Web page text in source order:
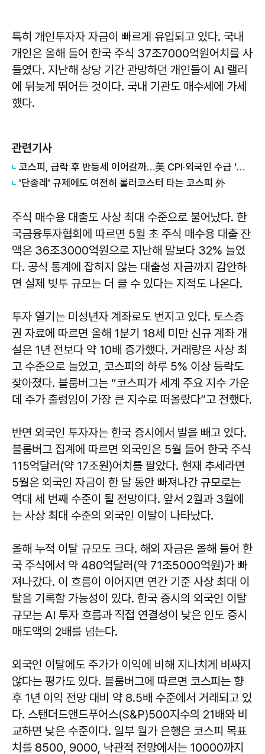
특히 개인투자자 자금이 빠르게 유입되고 있다. 국내
개인은 올해 들어 한국 주식 37조7000억원어치를 사
들였다. 지난해 상당 기간 관망하던 개인들이 AI 랠리
에 뒤늦게 뛰어든 것이다. 국내 기관도 매수세에 가세
했다.
관련기사
코스피, 급락 후 반등세 이어갈까…美 CPI·외국인 수급 '촉각'
'단종레' 규제에도 여전히 롤러코스터 타는 코스피 外
주식 매수용 대출도 사상 최대 수준으로 불어났다. 한
국금융투자협회에 따르면 5월 초 주식 매수용 대출 잔
액은 36조3000억원으로 지난해 말보다 32% 늘었
다. 공식 통계에 잡히지 않는 대출성 자금까지 감안하
면 실제 빚투 규모는 더 클 수 있다는 지적도 나온다.
투자 열기는 미성년자 계좌로도 번지고 있다. 토스증
권 자료에 따르면 올해 1분기 18세 미만 신규 계좌 개
설은 1년 전보다 약 10배 증가했다. 거래량은 사상 최
고 수준으로 늘었고, 코스피의 하루 5% 이상 등락도
잦아졌다. 블룸버그는 “코스피가 세계 주요 지수 가운
데 주가 출렁임이 가장 큰 지수로 떠올랐다”고 전했다.
반면 외국인 투자자는 한국 증시에서 발을 빼고 있다.
블룸버그 집계에 따르면 외국인은 5월 들어 한국 주식
115억달러(약 17조원)어치를 팔았다. 현재 추세라면
5월은 외국인 자금이 한 달 동안 빠져나간 규모로는
역대 세 번째 수준이 될 전망이다. 앞서 2월과 3월에
는 사상 최대 수준의 외국인 이탈이 나타났다.
올해 누적 이탈 규모도 크다. 해외 자금은 올해 들어 한
국 주식에서 약 480억달러(약 71조5000억원)가 빠
져나갔다. 이 흐름이 이어지면 연간 기준 사상 최대 이
탈을 기록할 가능성이 있다. 한국 증시의 외국인 이탈
규모는 AI 투자 흐름과 직접 연결성이 낮은 인도 증시
매도액의 2배를 넘는다.
외국인 이탈에도 주가가 이익에 비해 지나치게 비싸지
않다는 평가도 있다. 블룸버그에 따르면 코스피는 향
후 1년 이익 전망 대비 약 8.5배 수준에서 거래되고 있
다. 스탠더드앤드푸어스(S&P)500지수의 21배와 비
교하면 낮은 수준이다. 일부 월가 은행은 코스피 목표
치를 8500, 9000, 낙관적 전망에서는 10000까지